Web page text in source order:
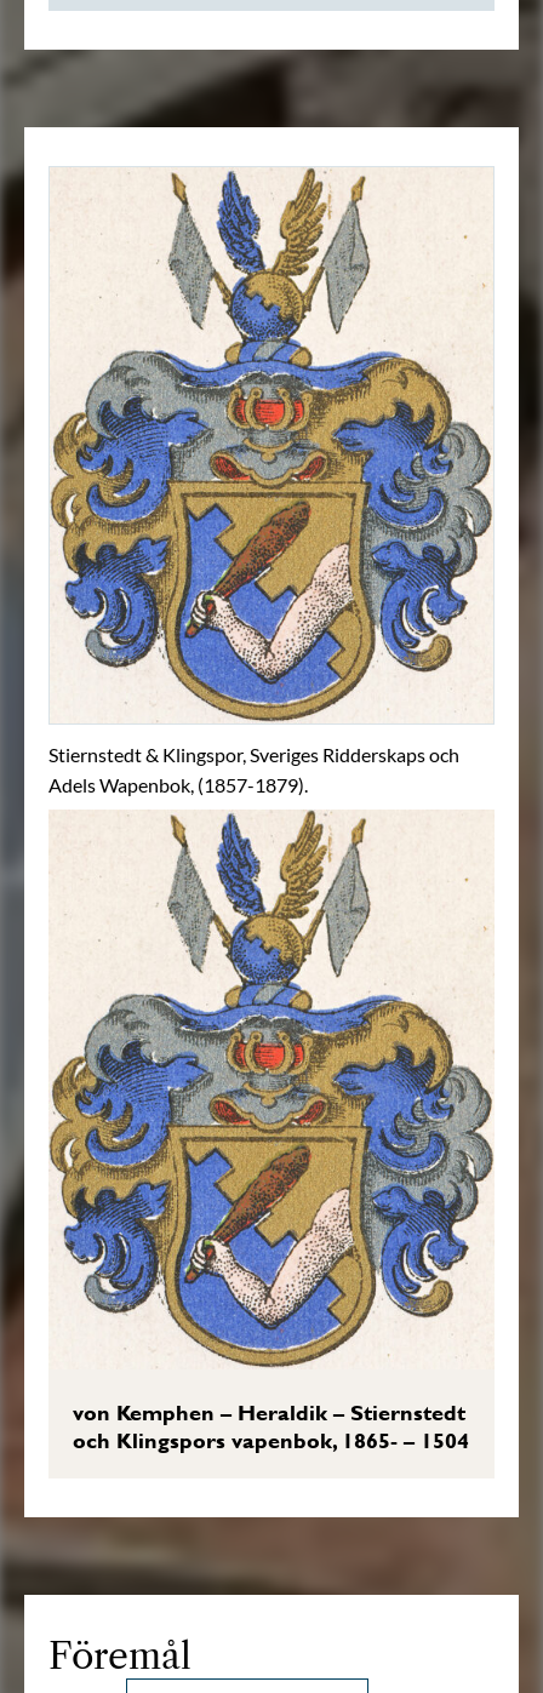
Stiernstedt & Klingspor, Sveriges Ridderskaps och
Adels Wapenbok, (1857-1879).
von Kemphen – Heraldik – Stiernstedt
och Klingspors vapenbok, 1865- – 1504
Föremål